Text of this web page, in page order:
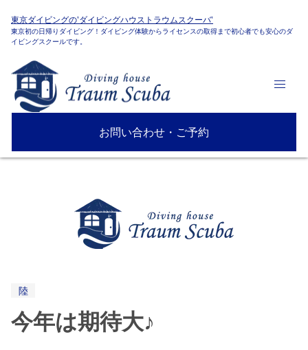
東京ダイビングの'ダイビングハウストラウムスクーバ'
東京初の日帰りダイビング！ダイビング体験からライセンスの取得まで初心者でも安心のダ
イビングスクールです。
お問い合わせ・ご予約
陸
今年は期待大♪